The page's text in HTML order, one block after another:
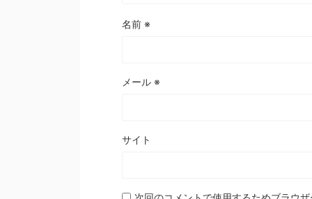
名前 ※
メール ※
サイト